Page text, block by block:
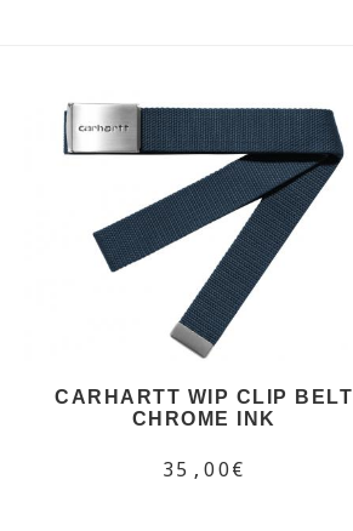
CARHARTT WIP CLIP BELT
CHROME INK
35,00€